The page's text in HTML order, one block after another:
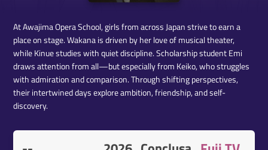
At Awajima Opera School, girls from across Japan strive to earn a
place on stage. Wakana is driven by her love of musical theater,
while Kinue studies with quiet discipline. Scholarship student Emi
draws attention from all—but especially from Keiko, who struggles
with admiration and comparison. Through shifting perspectives,
their intertwined days explore ambition, friendship, and self-
discovery.